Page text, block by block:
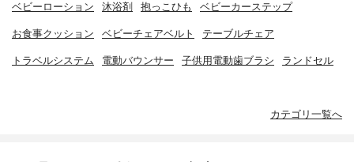
ベビーローション 沐浴剤 抱っこひも ベビーカーステップ
お食事クッション ベビーチェアベルト テーブルチェア
トラベルシステム 電動バウンサー 子供用電動歯ブラシ ランドセル
カテゴリ一覧へ